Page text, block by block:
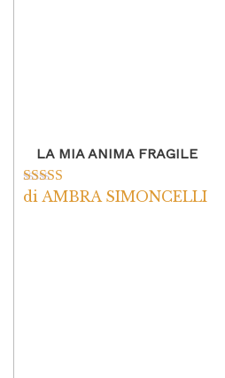
LA MIA ANIMA FRAGILE
Valutato5su
di AMBRA SIMONCELLI